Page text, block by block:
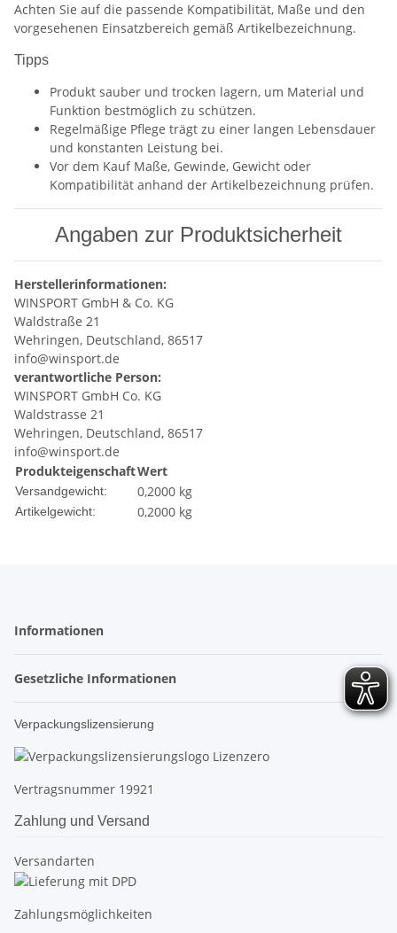
Achten Sie auf die passende Kompatibilität, Maße und den
vorgesehenen Einsatzbereich gemäß Artikelbezeichnung.
Tipps
Produkt sauber und trocken lagern, um Material und
Funktion bestmöglich zu schützen.
Regelmäßige Pflege trägt zu einer langen Lebensdauer
und konstanten Leistung bei.
Vor dem Kauf Maße, Gewinde, Gewicht oder
Kompatibilität anhand der Artikelbezeichnung prüfen.
Angaben zur Produktsicherheit
Herstellerinformationen:
WINSPORT GmbH & Co. KG
Waldstraße 21
Wehringen, Deutschland, 86517
info@winsport.de
verantwortliche Person:
WINSPORT GmbH Co. KG
Waldstrasse 21
Wehringen, Deutschland, 86517
info@winsport.de
ProdukteigenschaftWert
Versandgewicht: 0,2000 kg
Artikelgewicht: 0,2000 kg
Informationen
Gesetzliche Informationen
Verpackungslizensierung
Vertragsnummer 19921
Zahlung und Versand
Versandarten
Zahlungsmöglichkeiten